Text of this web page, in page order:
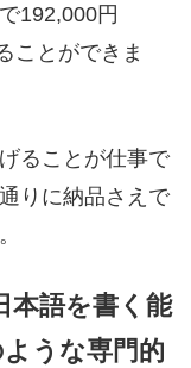
192,000円
ことができま
ることが仕事で
りに納品さえで
本語を書く能
うな専門的